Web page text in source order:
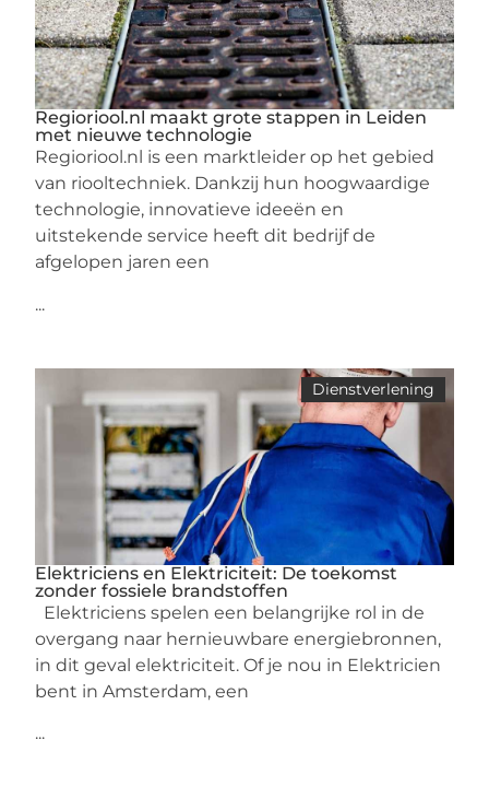
Regioriool.nl maakt grote stappen in Leiden
met nieuwe technologie
Regioriool.nl is een marktleider op het gebied
van riooltechniek. Dankzij hun hoogwaardige
technologie, innovatieve ideeën en
uitstekende service heeft dit bedrijf de
afgelopen jaren een
...
Dienstverlening
Elektriciens en Elektriciteit: De toekomst
zonder fossiele brandstoffen
Elektriciens spelen een belangrijke rol in de
overgang naar hernieuwbare energiebronnen,
in dit geval elektriciteit. Of je nou in Elektricien
bent in Amsterdam, een
...